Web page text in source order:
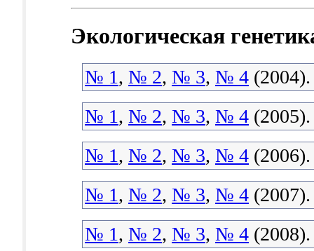
Экологическая
№ 1, № 2, № 3, № 4 (2004).
№ 1, № 2, № 3, № 4 (2005).
№ 1, № 2, № 3, № 4 (2006).
№ 1, № 2, № 3, № 4 (2007).
№ 1, № 2, № 3, № 4 (2008).